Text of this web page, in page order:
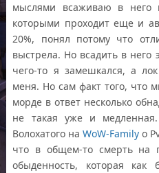
мыслями всаживаю в него
которыми проходит еще и
20%, понял потому что
выстрела. Но всадить в него
чего-то я замешкался, а
меня. Но сам факт того, что
морде в ответ несколько
не такая уже и
Волохатого наWoW-Family о
что в общем-то смерть на
обыденность, которая